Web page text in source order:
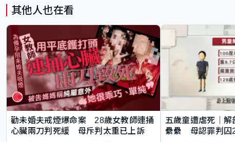
其他人也在看
勸未婚夫戒煙爆命案 28歲女教師連捅
心臟兩刀判死緩 母斥判太重已上訴
五歲童遭虐死｜
纍纍 母認罪判囚